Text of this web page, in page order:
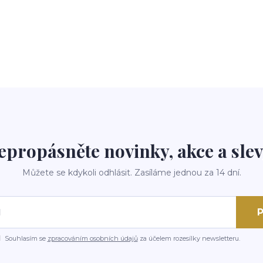
novinky, akce a
Můžete se kdykoli odhlásit. Zasíláme jednou za 14 dní.
Souhlasím se zpracováním osobních údajůza účelem rozesílky newsletteru.